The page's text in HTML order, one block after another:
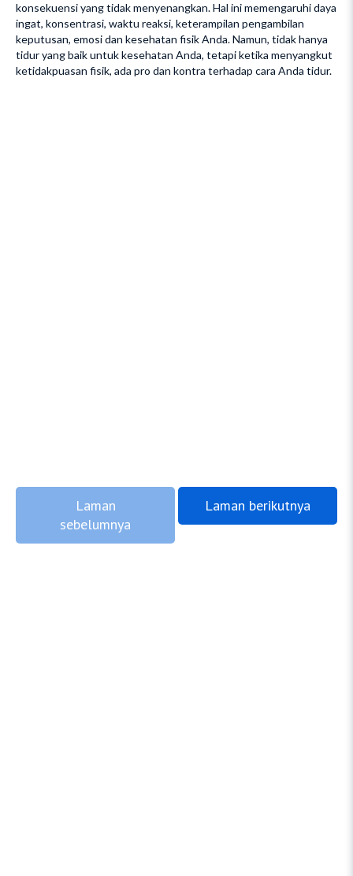
konsekuensi yang tidak menyenangkan. Hal ini memengaruhi daya
ingat, konsentrasi, waktu reaksi, keterampilan pengambilan
keputusan, emosi dan kesehatan fisik Anda. Namun, tidak hanya
tidur yang baik untuk kesehatan Anda, tetapi ketika menyangkut
ketidakpuasan fisik, ada pro dan kontra terhadap cara Anda tidur.
Laman
sebelumnya
Laman berikutnya